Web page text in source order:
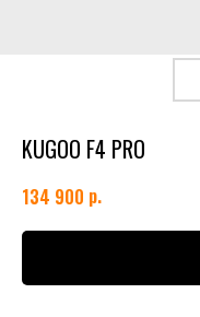
KUGOO F4 PRO
134 900 р.